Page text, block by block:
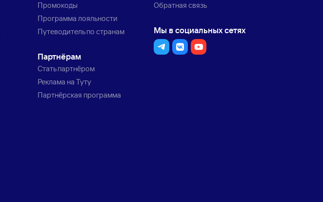
Промокоды
Программа лояльности
Путеводитель по странам
Партнёрам
Стать партнёром
Реклама на Туту
Партнёрская программа
Обратная связь
Мы в социальных сетях